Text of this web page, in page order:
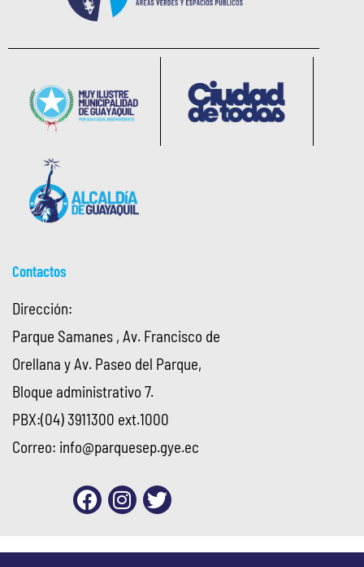
Contactos
Dirección:
Parque Samanes , Av. Francisco de
Orellana y Av. Paseo del Parque,
Bloque administrativo 7.
PBX:(04) 3911300 ext.1000
Correo: info@parquesep.gye.ec